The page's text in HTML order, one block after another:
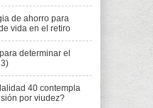
de ahorro para
vida en el retiro
determinar el
40 contempla
por viudez?